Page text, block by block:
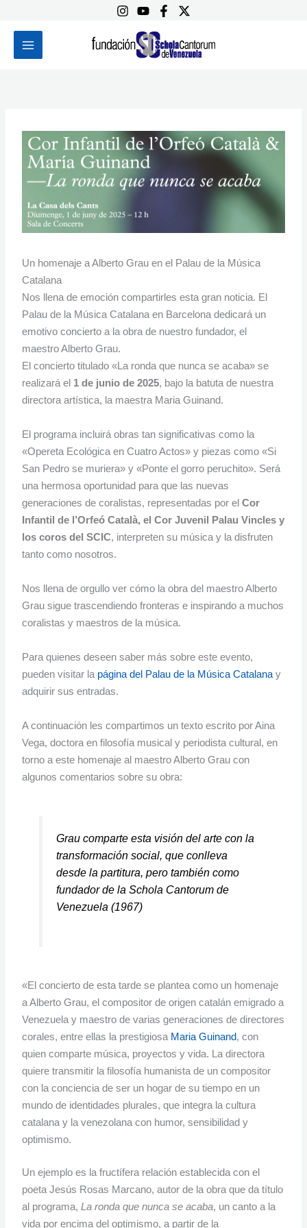
contenido
Un homenaje a Alberto Grau en el Palau de la Música
Catalana
Nos llena de emoción compartirles esta gran noticia. El
Palau de la Música Catalana en Barcelona dedicará un
emotivo concierto a la obra de nuestro fundador, el
maestro Alberto Grau.
El concierto titulado «La ronda que nunca se acaba» se
realizará el 1 de junio de 2025, bajo la batuta de nuestra
directora artística, la maestra Maria Guinand.
El programa incluirá obras tan significativas como la
«Opereta Ecológica en Cuatro Actos» y piezas como «Si
San Pedro se muriera» y «Ponte el gorro peruchito». Será
una hermosa oportunidad para que las nuevas
generaciones de coralistas, representadas por elCor
Infantil de l’Orfeó Català, el Cor Juvenil Palau Vincles y
los coros del SCIC, interpreten su música y la disfruten
tanto como nosotros.
Nos llena de orgullo ver cómo la obra del maestro Alberto
Grau sigue trascendiendo fronteras e inspirando a muchos
coralistas y maestros de la música.
Para quienes deseen saber más sobre este evento,
pueden visitar la página del Palau de la Música Catalana y
adquirir sus entradas.
A continuación les compartimos un texto escrito por Aina
Vega, doctora en filosofía musical y periodista cultural, en
torno a este homenaje al maestro Alberto Grau con
algunos comentarios sobre su obra:
Grau comparte esta visión del arte con la
transformación social, que conlleva
desde la partitura, pero también como
fundador de la Schola Cantorum de
Venezuela (1967)
«El concierto de esta tarde se plantea como un homenaje
a Alberto Grau, el compositor de origen catalán emigrado a
Venezuela y maestro de varias generaciones de directores
corales, entre ellas la prestigiosa Maria Guinand, con
quien comparte música, proyectos y vida. La directora
quiere transmitir la filosofía humanista de un compositor
con la conciencia de ser un hogar de su tiempo en un
mundo de identidades plurales, que integra la cultura
catalana y la venezolana con humor, sensibilidad y
optimismo.
Un ejemplo es la fructífera relación establecida con el
poeta Jesús Rosas Marcano, autor de la obra que da título
al programa,La ronda que nunca se acaba, un canto a la
vida por encima del optimismo, a partir de la